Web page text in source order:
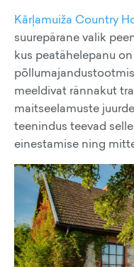
Kārļamuiža Country
suurepärane valik
kus peatähelepanu
meeldivat rännakut
maitseelamuste
teenindus teevad
einestamise ning